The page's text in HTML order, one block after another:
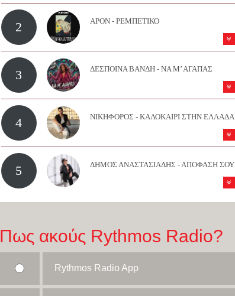
2 APON - ΡΕΜΠΕΤΙΚΟ
3 ΔΕΣΠΟΙΝΑ ΒΑΝΔΗ - ΝΑ Μ’ ΑΓΑΠΑΣ
4 ΝΙΚΗΦΟΡΟΣ - ΚΑΛΟΚΑΙΡΙ ΣΤΗΝ ΕΛΛΑΔΑ
5 ΔΗΜΟΣ ΑΝΑΣΤΑΣΙΑΔΗΣ - ΑΠΟΦΑΣΗ ΣΟΥ
Πως ακούς Rythmos Radio?
Rythmos Radio App